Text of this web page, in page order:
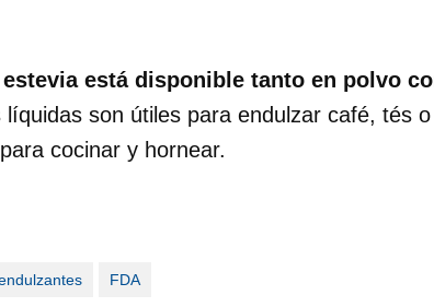
está disponible tanto en polvo
líquidas son útiles para endulzar café, tés
cocinar y hornear.
FDA